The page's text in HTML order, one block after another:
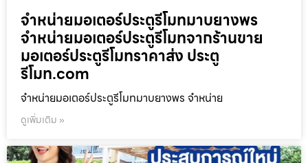
จำหน่ายมอเตอร์ประตูรีโมทมาบยางพร
จำหน่ายมอเตอร์ประตูรีโมทจากร้านขาย
มอเตอร์ประตูรีโมทราคาส่ง ประตู
รีโมท.com
จำหน่ายมอเตอร์ประตูรีโมทมาบยางพร จำหน่าย
ดูเพิ่มเติม »